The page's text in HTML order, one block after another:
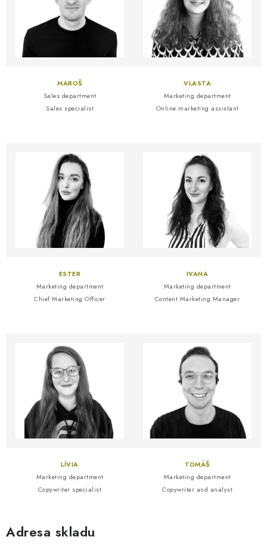
MAROŠ
Sales department
Sales specialist
VLASTA
Marketing department
Online marketing assistant
ESTER
Marketing department
Chief Marketing Officer
IVANA
Marketing department
Content Marketing Manager
LÍVIA
Marketing department
Copywriter specialist
TOMÁŠ
Marketing department
Copywriter and analyst
Adresa skladu